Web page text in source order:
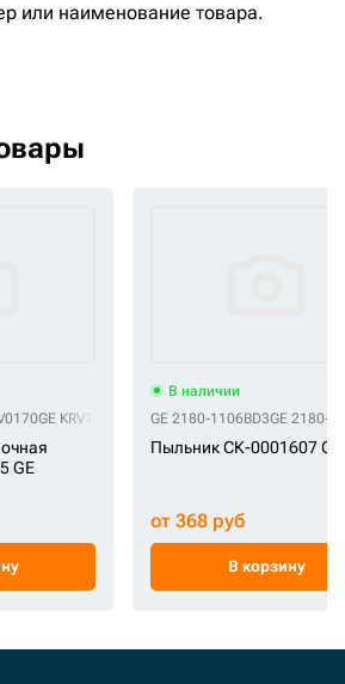
или наименование товара.
GE KRV1178
GE
В наличии
GE 2180-1106BD3GE 2180-
Пыльник СК-0001607 GE
от 368 руб
В корзину